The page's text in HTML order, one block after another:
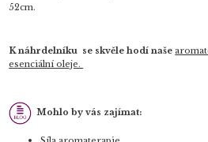
52cm.
K náhrdelníku se skvěle hodí naše
esenciální oleje.
Mohlo by vás zajímat: